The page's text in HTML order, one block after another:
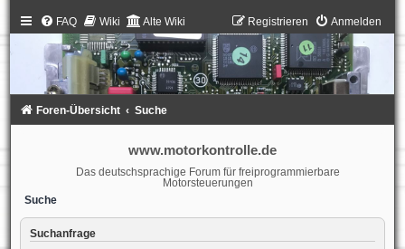
FAQ Wiki Alte Wiki Anmelden
Registrieren
Foren-Übersicht Suche
www.motorkontrolle.de
Das deutschsprachige Forum für freiprogrammierbare
Motorsteuerungen
Suche
Suchanfrage